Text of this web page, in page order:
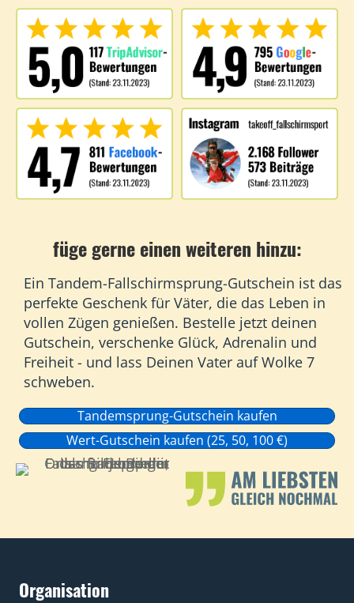
füge gerne einen weiteren hinzu:
Ein Tandem-Fallschirmsprung-Gutschein ist das
perfekte Geschenk für Väter, die das Leben in
vollen Zügen genießen. Bestelle jetzt deinen
Gutschein, verschenke Glück, Adrenalin und
Freiheit - und lass Deinen Vater auf Wolke 7
schweben.
Tandemsprung-Gutschein kaufen
Wert-Gutschein kaufen (25, 50, 100 €)
Organisation